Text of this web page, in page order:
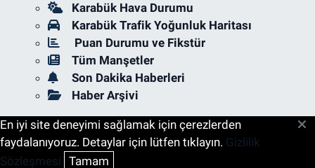
Karabük Hava Durumu
Karabük Trafik Yoğunluk Haritası
Puan Durumu ve Fikstür
Tüm Manşetler
Son Dakika Haberleri
Haber Arşivi
En iyi site deneyimi sağlamak için çerezlerden
faydalanıyoruz. Detaylar için lütfen tıklayın. Gizlilik
Sözleşmesi Tamam